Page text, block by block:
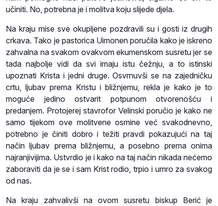
učiniti. No, potrebna je i molitva koju slijede djela.
Na kraju mise sve okupljene pozdravili su i gosti iz drugih
crkava. Tako je pastorica Uimonen poručila kako je iskreno
zahvalna na svakom ovakvom ekumenskom susretu jer se
tada najbolje vidi da svi imaju istu čežnju, a to istinski
upoznati Krista i jedni druge. Osvrnuvši se na zajedničku
crtu, ljubav prema Kristu i bližnjemu, rekla je kako je to
moguće jedino ostvarit potpunom otvorenošću i
predanjem. Protojerej stavrofor Velinski poručio je kako ne
samo tijekom ove molitvene osmine već svakodnevno,
potrebno je činiti dobro i težiti pravdi pokazujući na taj
način ljubav prema bližnjemu, a posebno prema onima
najranjivijima. Ustvrdio je i kako na taj način nikada nećemo
zaboraviti da je se i sam Krist rodio, trpio i umro za svakog
od nas.
Na kraju zahvalivši na ovom susretu biskup Berić je